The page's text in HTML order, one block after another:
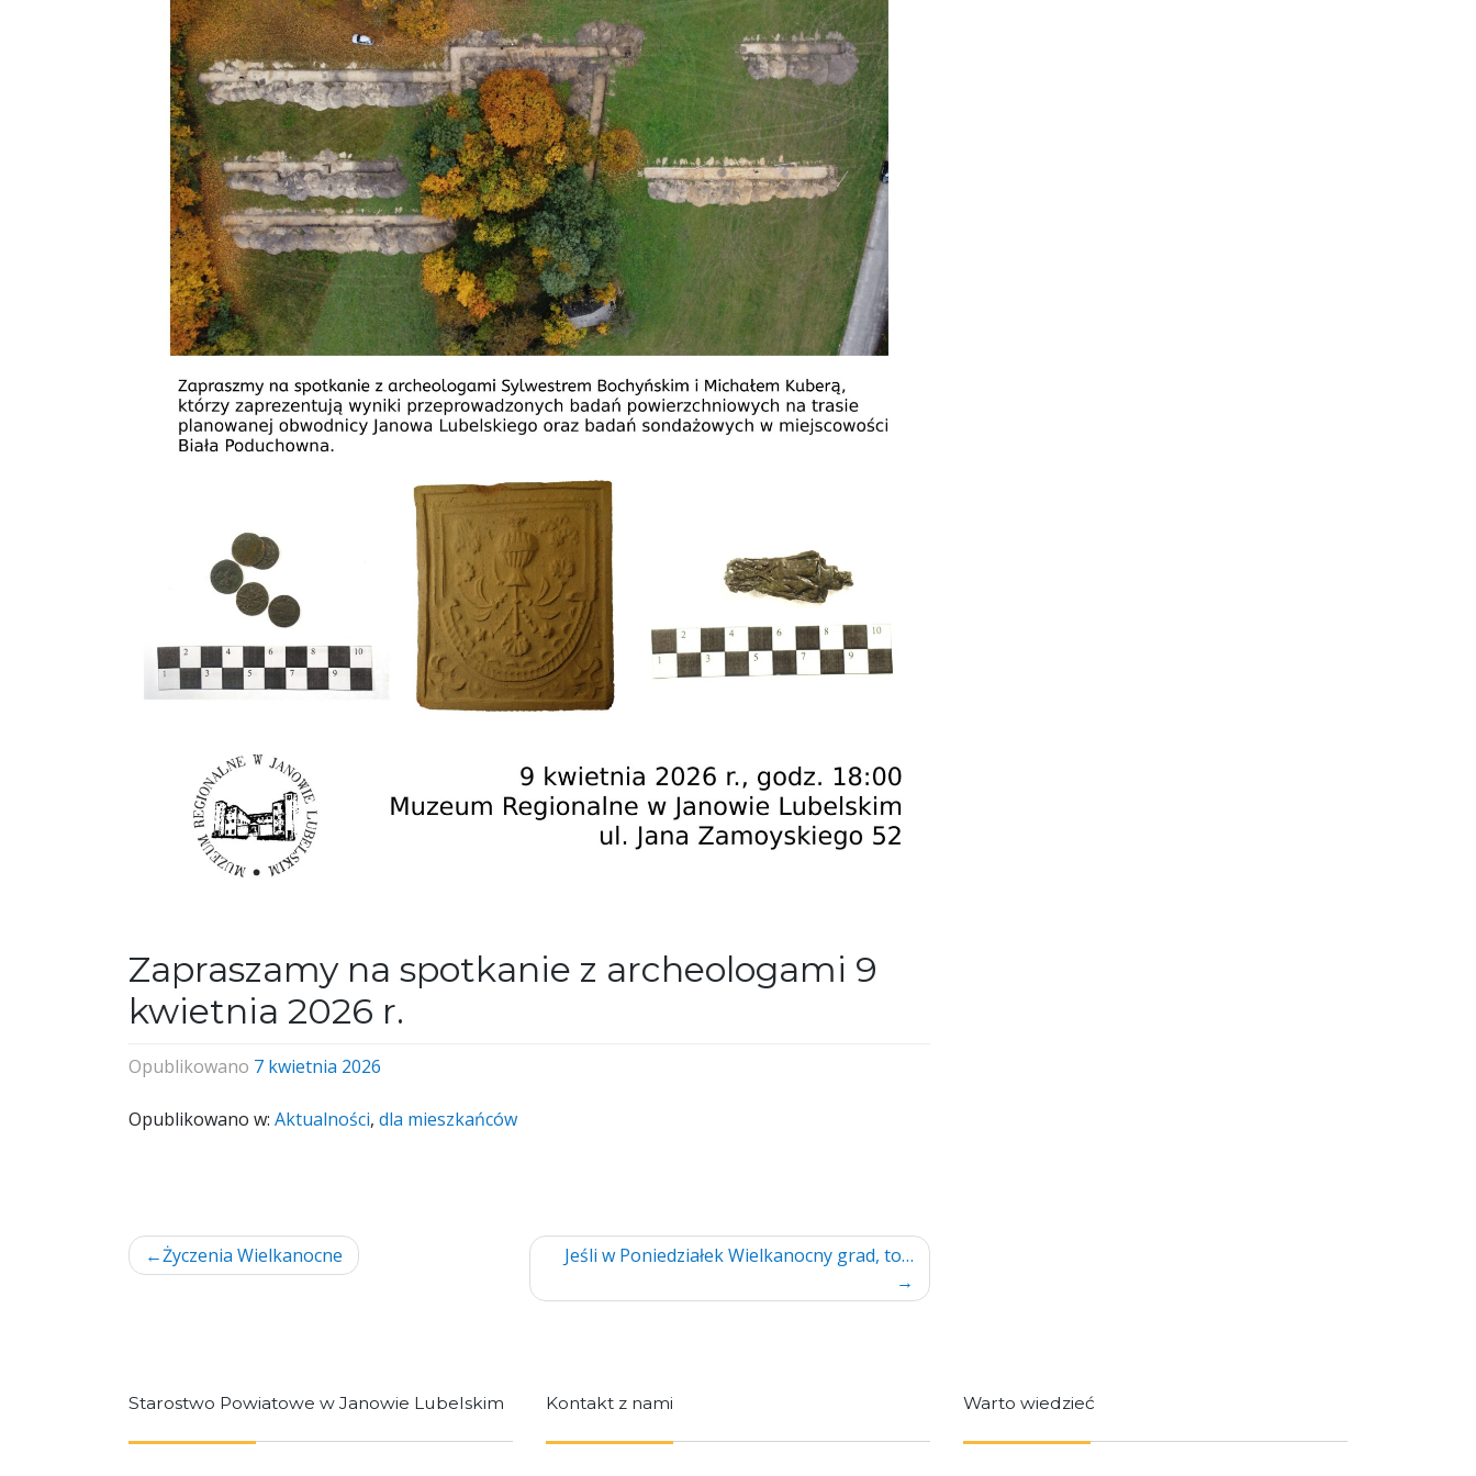
Zapraszamy na spotkanie z archeologami 9
kwietnia 2026 r.
Opublikowano 7 kwietnia 2026
Opublikowano w: Aktualności, dla mieszkańców
Nawigacja
Życzenia Wielkanocne Jeśli w Poniedziałek Wielkanocny grad, to…
Starostwo Powiatowe w Janowie Lubelskim Kontakt z nami Warto wiedzieć